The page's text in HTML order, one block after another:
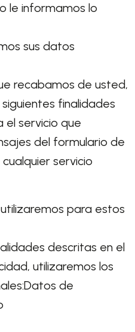
le informamos lo
sus datos
recabamos de usted,
finalidades
el servicio que
del formulario de
servicio
para estos
descritas en el
utilizaremos los
de